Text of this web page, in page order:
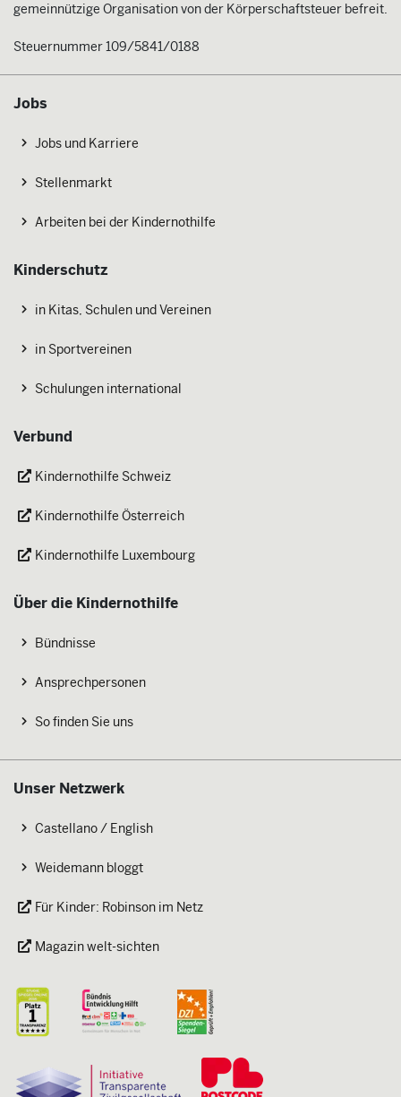
gemeinnützige Organisation von der Körperschaftsteuer befreit.
Steuernummer 109/5841/0188
Jobs
Jobs und Karriere
Stellenmarkt
Arbeiten bei der Kindernothilfe
Kinderschutz
in Kitas, Schulen und Vereinen
in Sportvereinen
Schulungen international
Verbund
Kindernothilfe Schweiz
Kindernothilfe Österreich
Kindernothilfe Luxembourg
Über die Kindernothilfe
Bündnisse
Ansprechpersonen
So finden Sie uns
Unser Netzwerk
Castellano / English
Weidemann bloggt
Für Kinder: Robinson im Netz
Magazin welt-sichten